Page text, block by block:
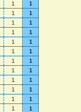
1
1
1
1
1
1
1
1
1
1
1
1
1
1
1
1
1
1
1
1
1
1
1
1